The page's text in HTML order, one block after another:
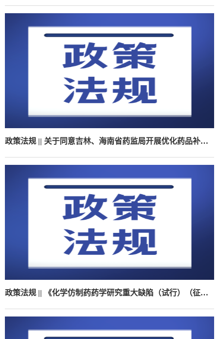
政策法规 || 关于同意吉林、海南省药监局开展优化药品补充申请审评审批程序改革试点的批复《（附法规概览12.8-12.12）
政策法规 || 《化学仿制药药学研究重大缺陷（试行）（征求意见稿）》（附法规概览12.1-12.5）